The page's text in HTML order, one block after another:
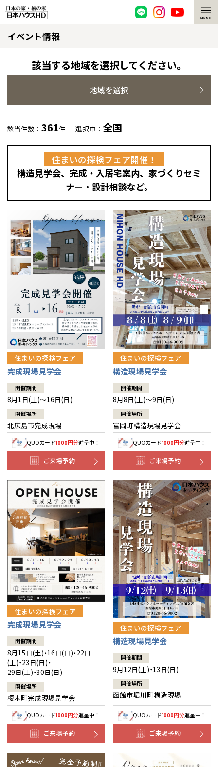
脱炭素・檜の家
環境にやさしい、脱炭素社会の住宅
耐震構造
高耐久住宅
高断熱・高気密の家
エネルギー自給自足
感謝訪問・長期保証
直営工事
1メーターモジュール
冷暖房標準装備
24時間対応コールセンター
デザイン賞各種受賞
セントラルヒーティング
選ばれる理由
檜の魅力 トップ
檜と日本人
1000年を超えて生きる檜
知られざる檜の効果・作用
理想の木材「檜」
注文住宅
グレートステージ
平屋の家
外観・インテリア集
暮らし方提案
住まいのコラム
住まいのお手入れ集
リフォーム トップ
選ばれる理由
リフォームの流れ
介護保険利用で快適リフォーム
賃貸併用住宅のメリット
安心のサポートシステム
展示場案内
分譲住宅・土地
分譲マンション
分譲マンション トップ
ワザックとは
高い信頼性
安心の管理体制
ギャラリー
会社情報
会社情報 トップ
ニュースリリース
代表ごあいさつ
企業理念
会社概要
事業部紹介
IR情報
木材調達指針
グループ会社紹介
CMギャラリー
採用情報
お問い合わせ
会員サイト
イベント情報
該当する地域を選択してください。
地域を選択
該当件数： 361件 選択中： 全国
住まいの探検フェア開催！
構造見学会、完成・入居宅案内、家づくりセミ
ナー・設計相談など。
住まいの探検フェア
完成現場見学会
開催期間
8月1日(土)～16日(日)
開催場所
北広島市完成現場
QUOカード1000円分進呈中！
ご来場予約
住まいの探検フェア
構造現場見学会
開催期間
8月8日(土)～9日(日)
開催場所
富岡町構造現場見学会
QUOカード1000円分進呈中！
ご来場予約
住まいの探検フェア
完成現場見学会
開催期間
8月15日(土)・16日(日)・22日
(土)・23日(日)・
29日(土)・30日(日)
開催場所
榎本町完成現場見学会
QUOカード1000円分進呈中！
ご来場予約
住まいの探検フェア
構造現場見学会
開催期間
9月12日(土)・13日(日)
開催場所
函館市堀川町構造現場
QUOカード1000円分進呈中！
ご来場予約